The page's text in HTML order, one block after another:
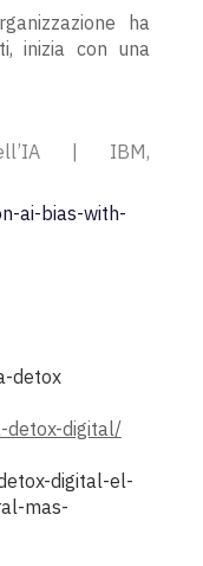
ha
inizia con una
| IBM,
ai-bias-with-
detox
detox-digital/
digital-el-
mas-